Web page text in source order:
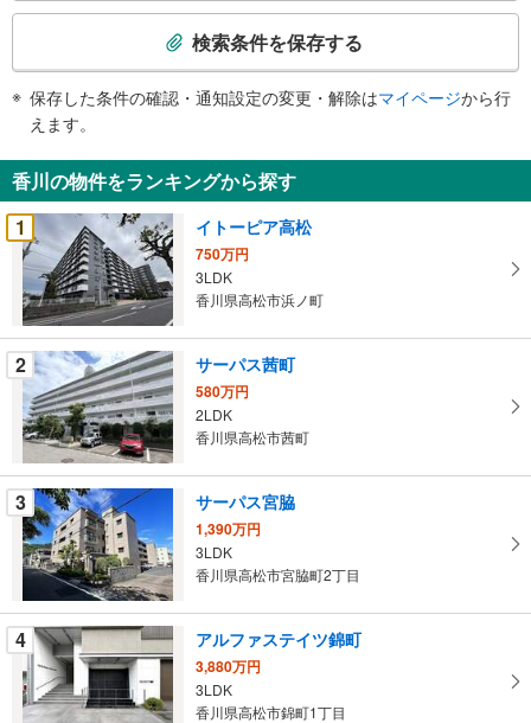
検
知
を
受
け
取
る
・
条
件
を
マ
イ
ペ
ー
ジ
に
保
存
す
る
検索条件を保存する
保存した条件の確認・通知設定の変更・解除はマイページから行
えます。
香川の物件をランキングから探す
1
イトーピア高松
750万円
3LDK
香川県高松市浜ノ町
2 サーパス茜町
580万円
2LDK
香川県高松市茜町
3 サーパス宮脇
1,390万円
3LDK
香川県高松市宮脇町2丁目
4 アルファステイツ錦町
3,880万円
3LDK
香川県高松市錦町1丁目